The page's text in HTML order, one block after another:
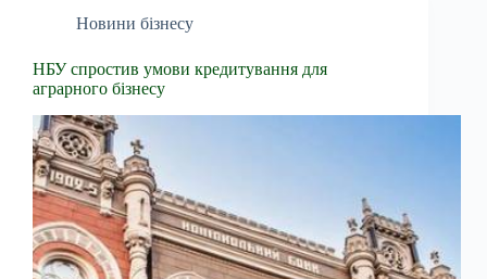
Новини бізнесу
НБУ спростив умови кредитування для
аграрного бізнесу